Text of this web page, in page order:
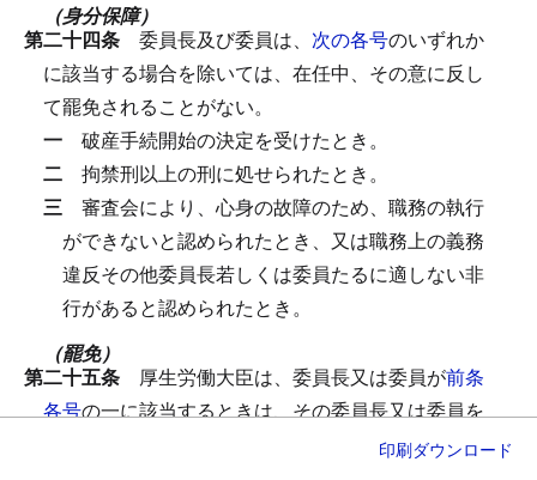
（身分保障）
第二十四条 委員長及び委員は、 次の各号のいずれか
に該当する場合を除いては、在任中、その意に反し
て罷免されることがない。
一 破産手続開始の決定を受けたとき。
二 拘禁刑以上の刑に処せられたとき。
三 審査会により、心身の故障のため、職務の執行
ができないと認められたとき、又は職務上の義務
違反その他委員長若しくは委員たるに適しない非
行があると認められたとき。
（罷免）
第二十五条 厚生労働大臣は、委員長又は委員が前条
各号の一に該当するときは、その委員長又は委員を
印刷ダウンロード